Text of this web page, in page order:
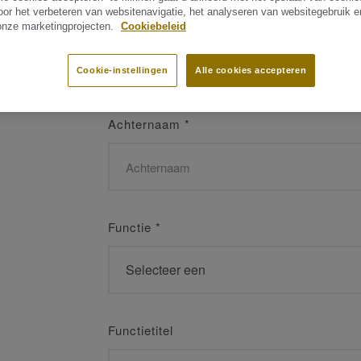
Naam*
Achternaam *
Functie *
Functietitel
het verbeteren van websitenavigatie, het analyseren van websitegebruik
marketingprojecten.
Cookiebeleid
Alle cookies accepteren
Cookie-instellingen